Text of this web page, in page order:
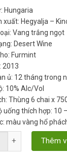
Hungaria
xuất: Hegyalja –
Vang trắng ngọt
Desert Wine
Furmint
2013
ủ: 12 tháng trong
10% Alc/Vol
Thùng 6 chai x
uống thích hợp: 10
màu vàng hổ
5 Puttonyos
Thêm